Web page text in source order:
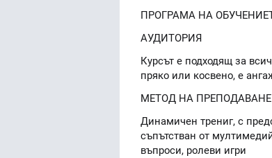
ПРОГРАМА НА
АУДИТОРИЯ
Курсът е подходящ за
пряко или косвено, е
МЕТОД НА ПРЕПОДАВАНЕ
Динамичен трениг, с
съпътстван от
въпроси, ролеви игри